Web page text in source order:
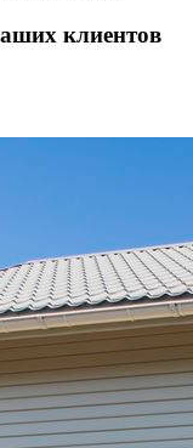
клиентов